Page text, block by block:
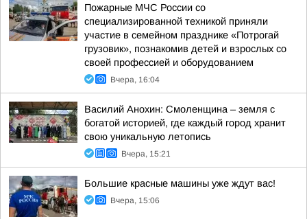
Пожарные МЧС России со
специализированной техникой приняли
участие в семейном празднике «Потрогай
грузовик», познакомив детей и взрослых со
своей профессией и оборудованием
Вчера, 16:04
Василий Анохин: Смоленщина – земля с
богатой историей, где каждый город хранит
свою уникальную летопись
Вчера, 15:21
Большие красные машины уже ждут вас!
Вчера, 15:06